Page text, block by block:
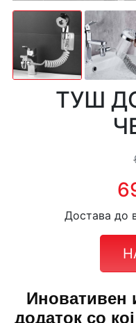
ТУШ
Достава до
Иновативен
додаток со